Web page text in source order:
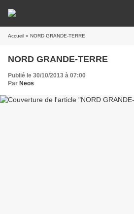
Accueil » NORD GRANDE-TERRE
NORD GRANDE-TERRE
Publié le 30/10/2013 à 07:00
Par Neos